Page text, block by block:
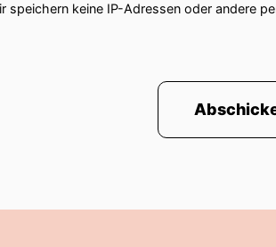
speichern keine IP-Adressen oder andere